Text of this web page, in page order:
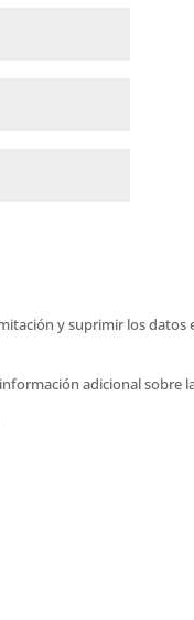
y suprimir los
adicional sobre